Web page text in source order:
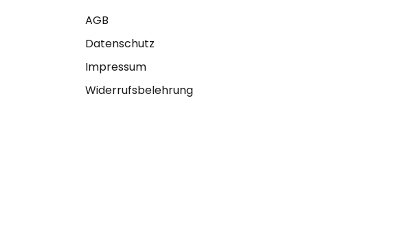
AGB
Datenschutz
Impressum
Widerrufsbelehrung